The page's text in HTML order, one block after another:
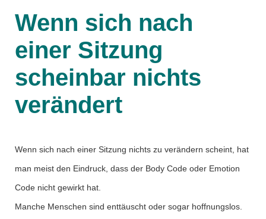
Wenn sich nach
einer Sitzung
scheinbar nichts
verändert
Wenn sich nach einer Sitzung nichts zu verändern scheint, hat
man meist den Eindruck, dass der Body Code oder Emotion
Code nicht gewirkt hat.
Manche Menschen sind enttäuscht oder sogar hoffnungslos.